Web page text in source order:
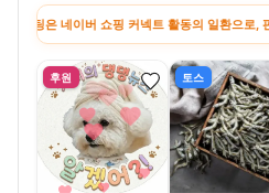
, 판매 발생 시 수수료를 제공받습니다.
후원 토스